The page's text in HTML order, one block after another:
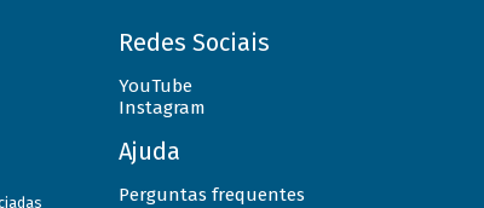
Redes Sociais
YouTube
Instagram
Ajuda
Perguntas frequentes